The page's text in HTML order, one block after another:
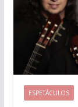
ESPETÁCULOS